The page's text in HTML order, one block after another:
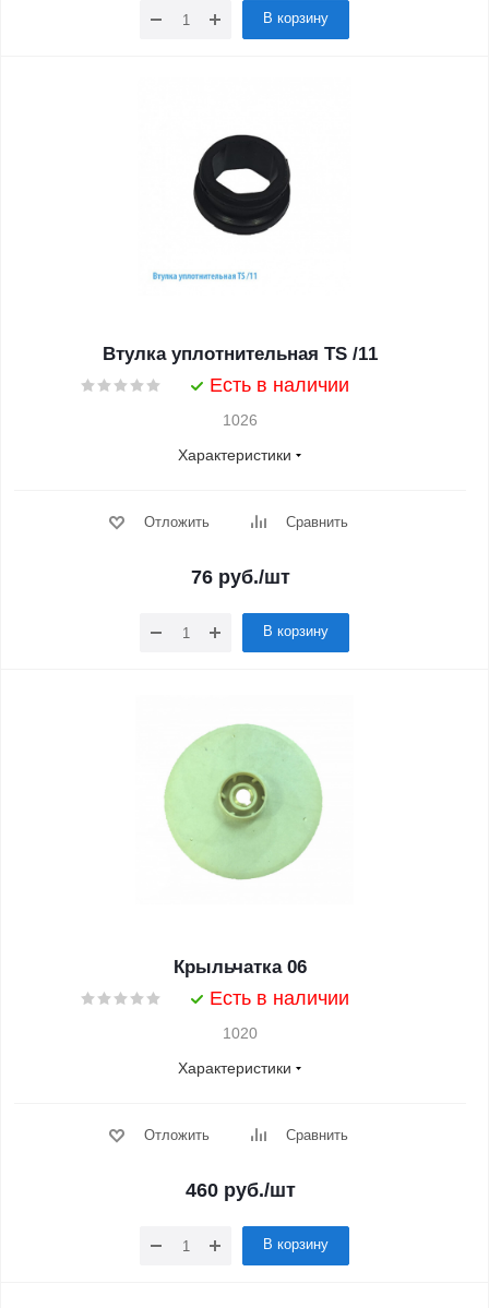
В корзину
Втулка уплотнительная TS /11
Есть в наличии
1026
Характеристики
Отложить Сравнить
76 руб./шт
В корзину
Крыльчатка 06
Есть в наличии
1020
Характеристики
Отложить Сравнить
460 руб./шт
В корзину